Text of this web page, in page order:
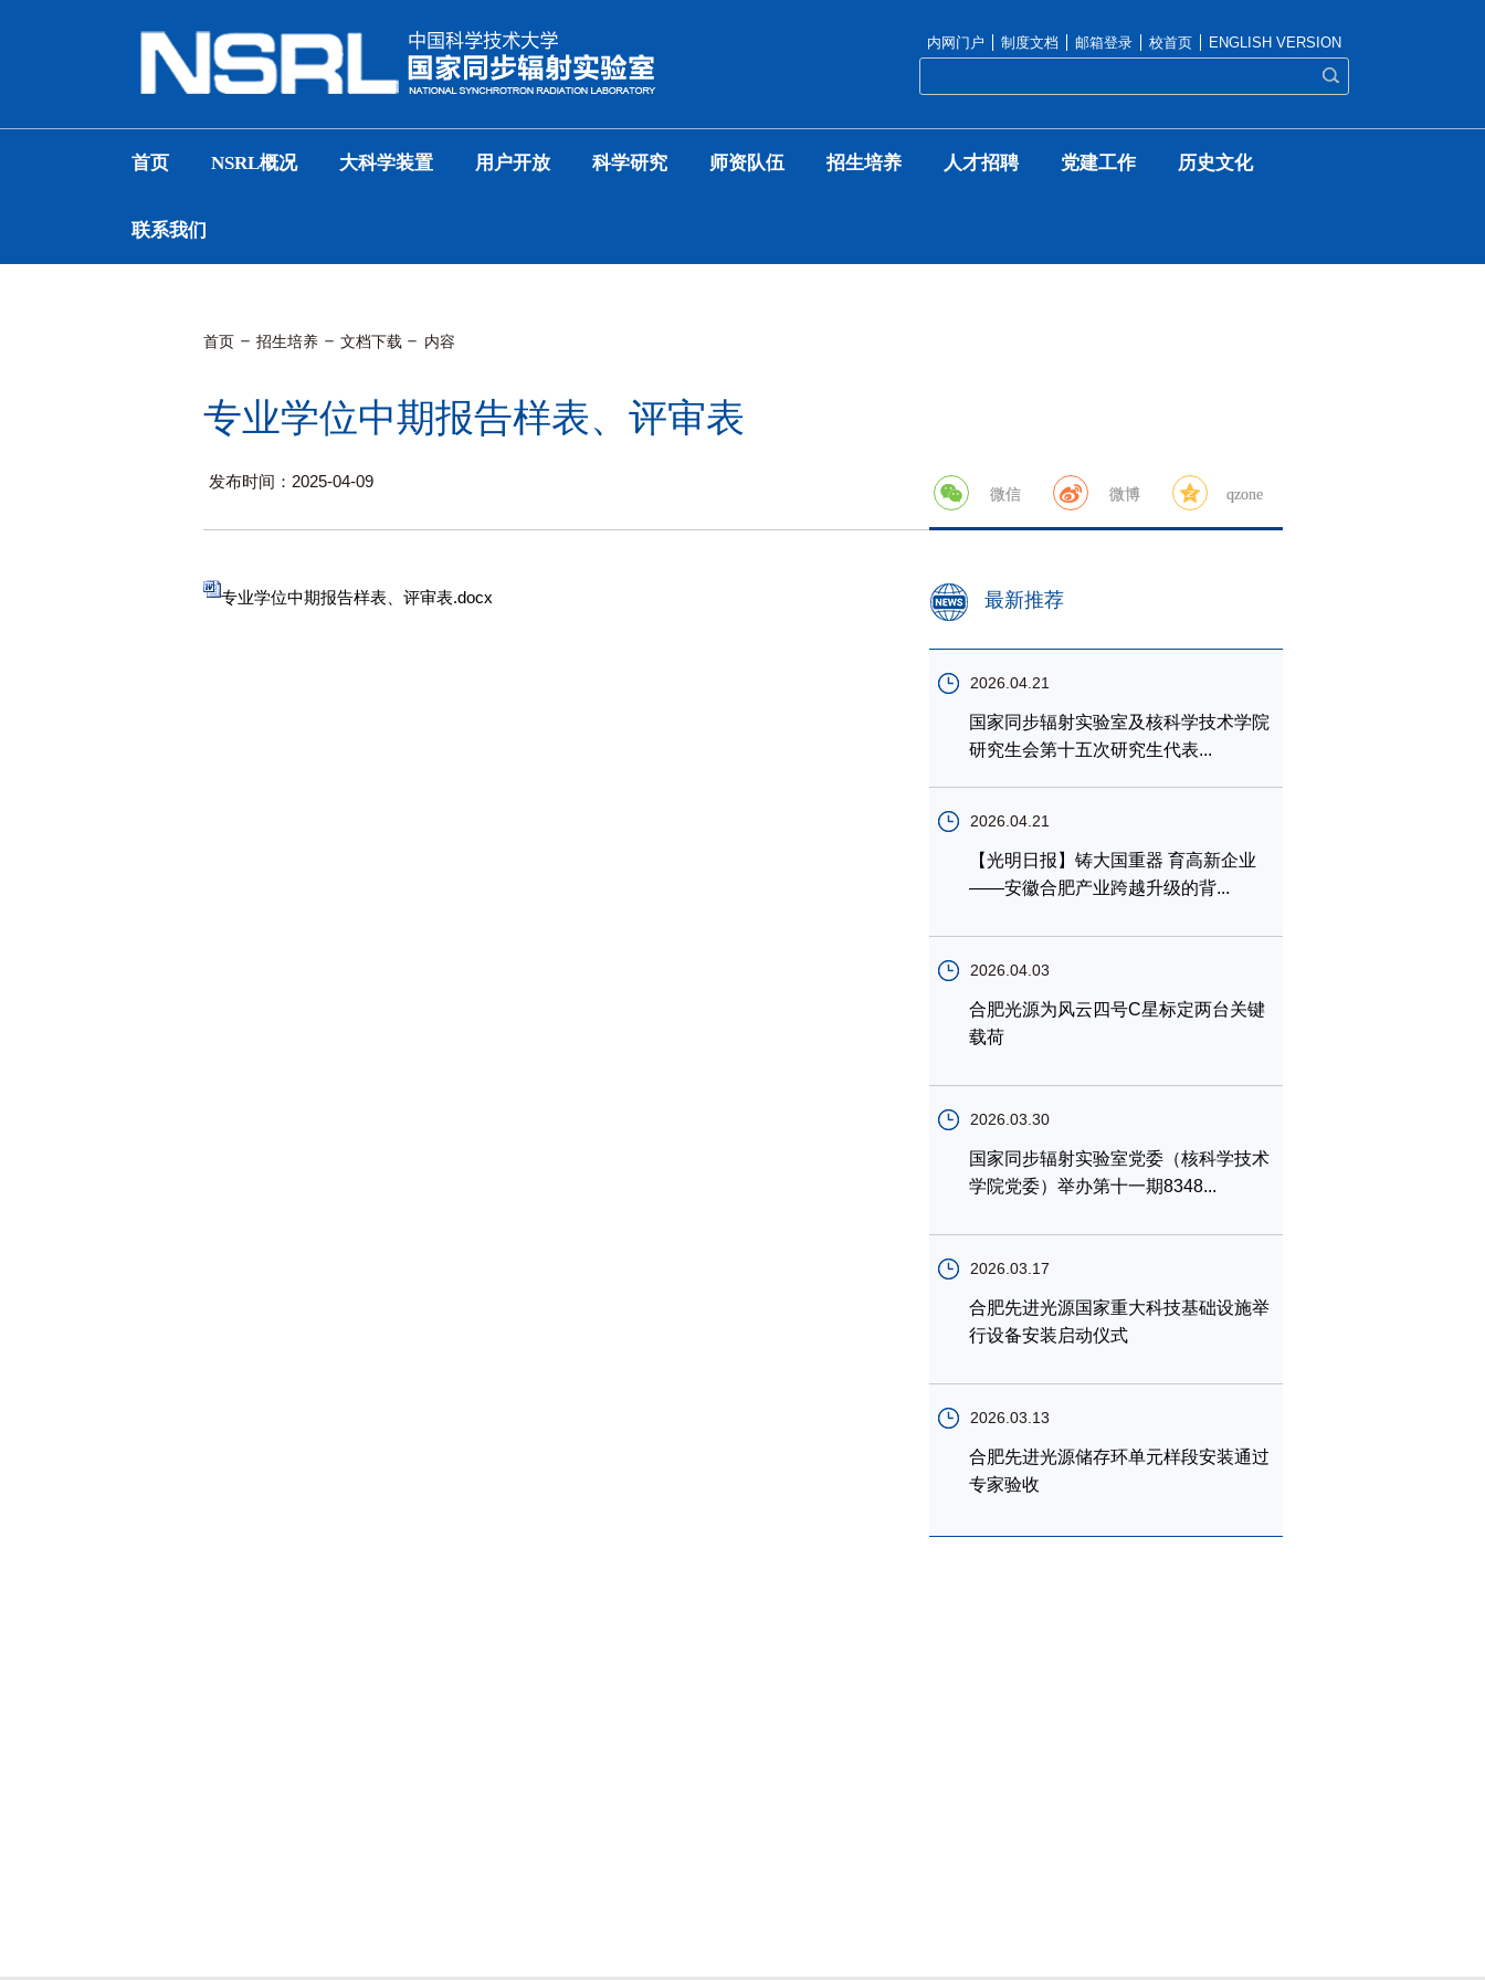
内网门户 制度文档 邮箱登录 校首页 ENGLISH VERSION
首页 NSRL概况 大科学装置 用户开放 科学研究 师资队伍 招生培养 人才招聘 党建工作 历史文化
联系我们
首页 招生培养 文档下载 内容
专业学位中期报告样表、评审表
发布时间：2025-04-09
微信 微博 qzone
最新推荐
2026.04.21
国家同步辐射实验室及核科学技术学院
研究生会第十五次研究生代表...
2026.04.21
【光明日报】铸大国重器 育高新企业
——安徽合肥产业跨越升级的背...
2026.04.03
合肥光源为风云四号C星标定两台关键
载荷
2026.03.30
国家同步辐射实验室党委（核科学技术
学院党委）举办第十一期8348...
2026.03.17
合肥先进光源国家重大科技基础设施举
行设备安装启动仪式
2026.03.13
合肥先进光源储存环单元样段安装通过
专家验收
专业学位中期报告样表、评审表.docx